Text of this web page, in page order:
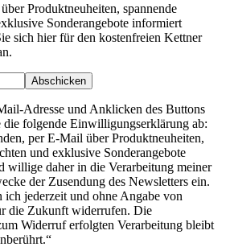
Produktneuheiten, spannende
Sonderangebote informiert
sich hier für den kostenfreien Kettner
Abschicken
Adresse und Anklicken des Buttons
die folgende Einwilligungserklärung ab:
per E-Mail über Produktneuheiten,
und exklusive Sonderangebote
willige daher in die Verarbeitung meiner
der Zusendung des Newsletters ein.
jederzeit und ohne Angabe von
die Zukunft widerrufen. Die
Widerruf erfolgten Verarbeitung bleibt